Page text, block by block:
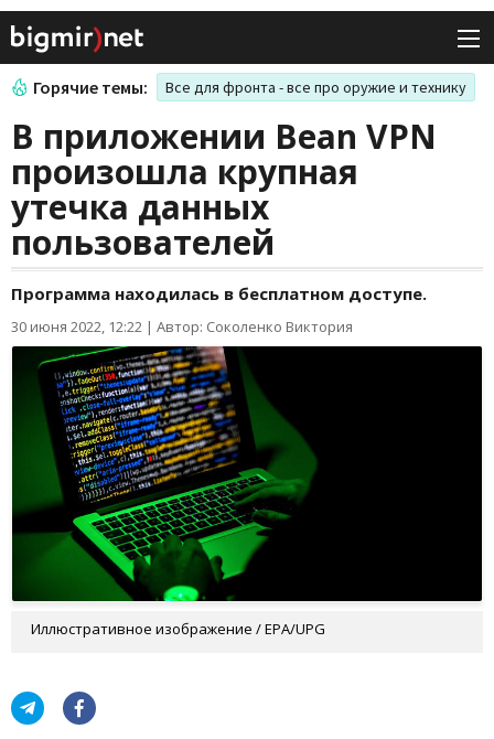
Горячие темы: Все для фронта - все про оружие и технику
В приложении Bean VPN
произошла крупная
утечка данных
пользователей
Программа находилась в бесплатном доступе.
30 июня 2022, 12:22 | Автор: Соколенко Виктория
Иллюстративное изображение / EPA/UPG